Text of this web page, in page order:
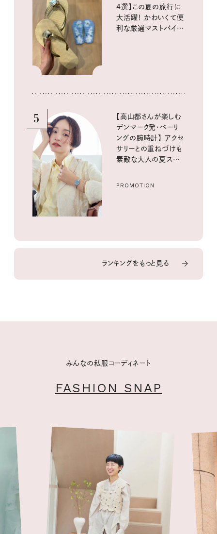
4選】この夏の旅行に
大活躍！ かわいくて便
利な厳選マストバイア
5
【高山都さんが楽しむ
デンマーク発・ベーリ
ングの腕時計】 アクセ
サリーとの重ねづけも
素敵な大人の夏スタイ
PROMOTION
ランキングをもっと見る
みんなの私服コーディネート
FASHION SNAP